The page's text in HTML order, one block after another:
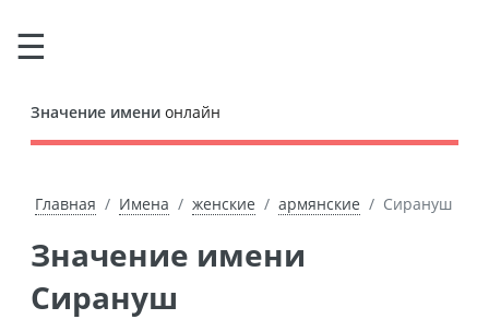
Значение имени онлайн
Главная Имена женские армянские Сирануш
Значение имени
Сирануш